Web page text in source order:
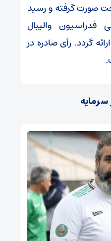
صورت گرفته و رسید
فدراسیون والیبال
گردد. رأی صادره در
سرمایه